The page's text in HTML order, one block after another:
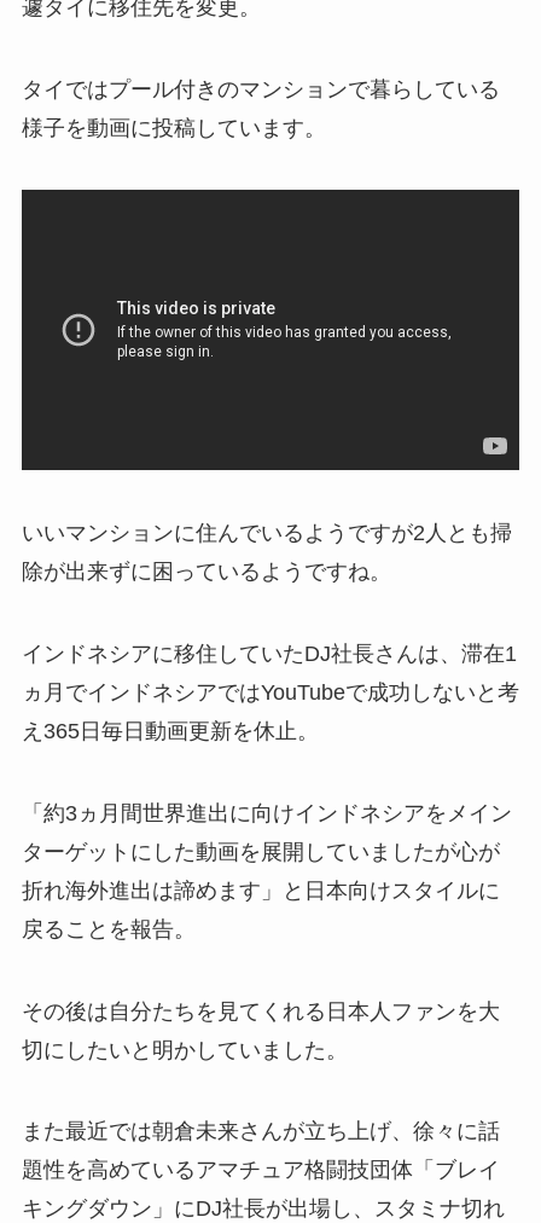
遽タイに移住先を変更。
タイではプール付きのマンションで暮らしている
様子を動画に投稿しています。
いいマンションに住んでいるようですが2人とも掃
除が出来ずに困っているようですね。
インドネシアに移住していたDJ社長さんは、滞在1
ヵ月でインドネシアではYouTubeで成功しないと考
え365日毎日動画更新を休止。
「約3ヵ月間世界進出に向けインドネシアをメイン
ターゲットにした動画を展開していましたが心が
折れ海外進出は諦めます」と日本向けスタイルに
戻ることを報告。
その後は自分たちを見てくれる日本人ファンを大
切にしたいと明かしていました。
また最近では朝倉未来さんが立ち上げ、徐々に話
題性を高めているアマチュア格闘技団体「ブレイ
キングダウン」にDJ社長が出場し、スタミナ切れ